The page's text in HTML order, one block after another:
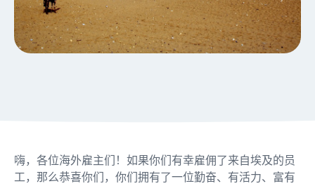
嗨，各位海外雇主们！如果你们有幸雇佣了来自埃及的员
工，那么恭喜你们，你们拥有了一位勤奋、有活力、富有